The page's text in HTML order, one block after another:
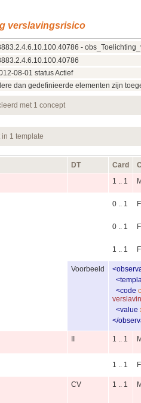
verslavingsrisico
-
status Actief
dan gedefinieerde elementen zijn
met 1 concept
1 template
DT Card
1 .. 1
0 .. 1 F
0 .. 1 F
1 .. 1 F
Voorbeeld <
<
<code
<value
</
1 .. 1
1 .. 1 F
CV 1 .. 1